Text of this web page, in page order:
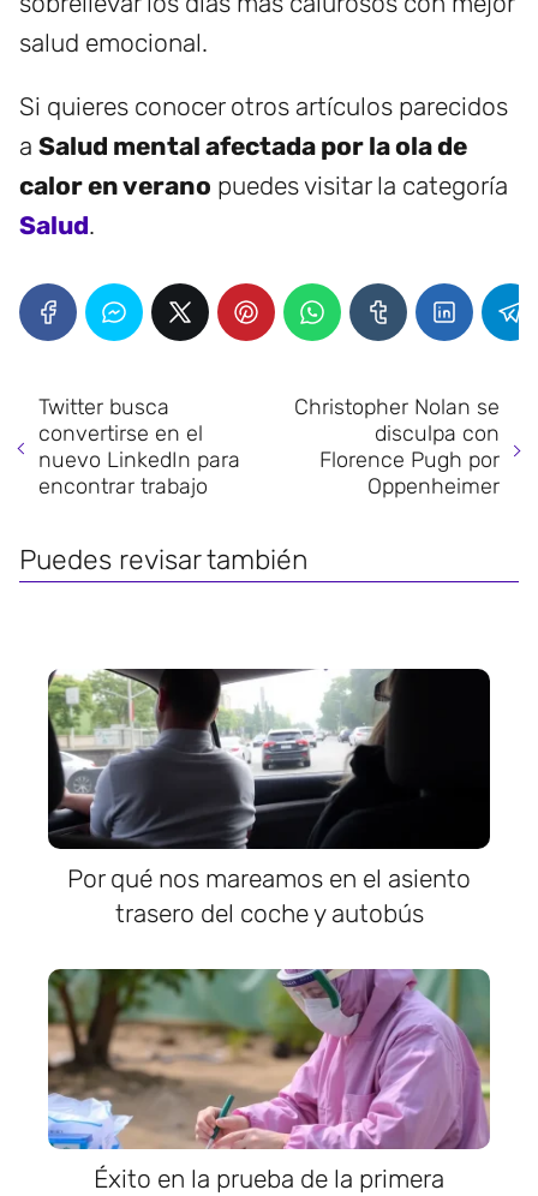
salud emocional.
Si quieres conocer otros artículos parecidos
a Salud mental afectada por la ola de
calor en verano puedes visitar la categoría
Salud.
Twitter busca
convertirse en el
nuevo LinkedIn para
encontrar trabajo
Christopher Nolan se
disculpa con
Florence Pugh por
Oppenheimer
Puedes revisar también
Por qué nos mareamos en el asiento
trasero del coche y autobús
Éxito en la prueba de la primera